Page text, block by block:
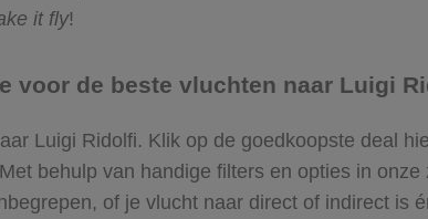
it fly!
voor de beste vluchten naar Luigi
Luigi Ridolfi. Klik op de goedkoopste deal
behulp van handige filters en opties in
of je vlucht naar direct of indirect is